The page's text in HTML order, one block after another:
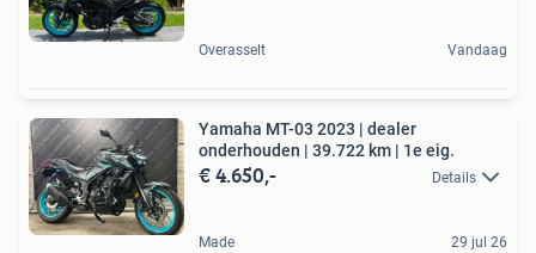
Overasselt Vandaag
Yamaha MT-03 2023 | dealer
onderhouden | 39.722 km | 1e eig.
€ 4.650,- Details
Made 29 jul 26